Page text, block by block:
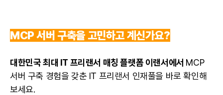
MCP 서버 구축을 고민하고 계신가요?
대한민국 최대 IT 프리랜서 매칭 플랫폼 이랜서에서 MCP
서버 구축 경험을 갖춘 IT 프리랜서 인재풀을 바로 확인해
보세요.